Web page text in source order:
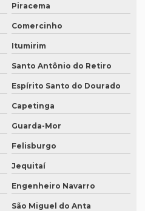
Piracema
Comercinho
Itumirim
Santo Antônio do Retiro
Espírito Santo do Dourado
Capetinga
Guarda-Mor
Felisburgo
Jequitaí
Engenheiro Navarro
São Miguel do Anta